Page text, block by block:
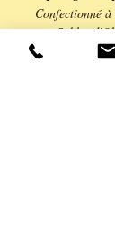
Confectionné
aux Sables
Chaque